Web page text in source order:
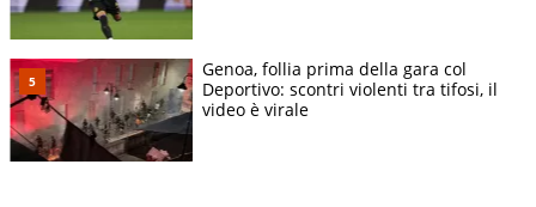
Genoa, follia prima della gara col
Deportivo: scontri violenti tra tifosi, il
video è virale